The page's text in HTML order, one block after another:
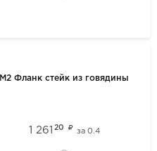
М2 Фланк стейк из говядины
1 261 20 за 0.4